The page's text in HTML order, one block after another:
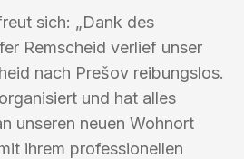
sich: „Dank des
Remscheid verlief unser
nach Prešov reibungslos.
und hat alles
unseren neuen Wohnort
ihrem professionellen